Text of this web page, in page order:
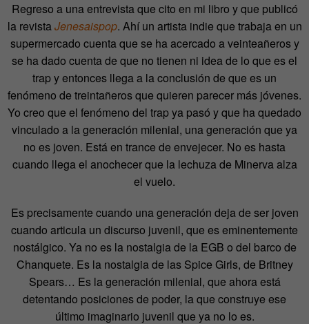
Regreso a una entrevista que cito en mi libro y que publicó
la revistaJenesaispop. Ahí un artista indie que trabaja en un
supermercado cuenta que se ha acercado a veinteañeros y
se ha dado cuenta de que no tienen ni idea de lo que es el
trap y entonces llega a la conclusión de que es un
fenómeno de treintañeros que quieren parecer más jóvenes.
Yo creo que el fenómeno del trap ya pasó y que ha quedado
vinculado a la generación milenial, una generación que ya
no es joven. Está en trance de envejecer. No es hasta
cuando llega el anochecer que la lechuza de Minerva alza
el vuelo.
Es precisamente cuando una generación deja de ser joven
cuando articula un discurso juvenil, que es eminentemente
nostálgico. Ya no es la nostalgia de la EGB o del barco de
Chanquete. Es la nostalgia de las Spice Girls, de Britney
Spears… Es la generación milenial, que ahora está
detentando posiciones de poder, la que construye ese
último imaginario juvenil que ya no lo es.